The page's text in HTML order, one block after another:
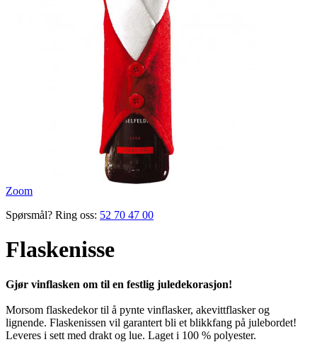
Zoom
Spørsmål? Ring oss: 52 70 47 00
Flaskenisse
Gjør vinflasken om til en festlig juledekorasjon!
Morsom flaskedekor til å pynte vinflasker, akevittflasker og
lignende. Flaskenissen vil garantert bli et blikkfang på julebordet!
Leveres i sett med drakt og lue. Laget i 100 % polyester.